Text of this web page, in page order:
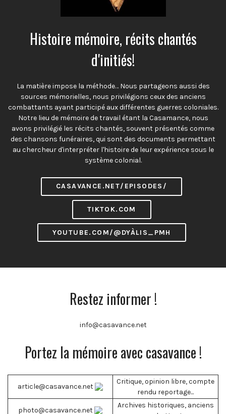
Histoire mémoire, récits chantés
d'initiés!
La matière impose la méthode… Nous partageons aussi des
sources mémorielles, nous privilégions ceux des anciens
combattants ayant participé aux différentes guerres coloniales.
Notre lieu de mémoire de travail étant la Casamance, nous
avons privilégié les récits chantés, souvent présentés comme
des chansons funéraires, qui sont des documents permettant
au chercheur d'interpréter l'histoire de leur expérience sous le
système colonial.
CASAVANCE.NET/EPISODES/
TIKTOK.COM
YOUTUBE.COM/@DYÀLIS_PMH
Restez informer !
info@casavance.net
Portez la mémoire avec casavance !
article@casavance.net
Critique, opinion libre, compte
rendu reportage...
photo@casavance.net
Archives historiques, anciens